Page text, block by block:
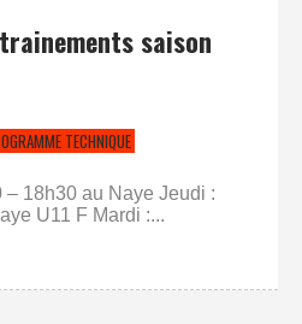
saison
TECHNIQUE
– 18h30 au Naye Jeudi :
U11 F Mardi :...